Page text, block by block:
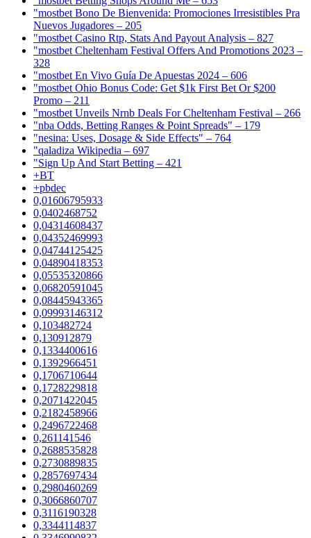
"mostbet Bono De Bienvenida: Promociones Irresistibles Pra
Nuevos Jugadores – 205
"mostbet Casino Rtp, Stats And Payout Analysis – 827
"mostbet Cheltenham Festival Offers And Promotions 2023 –
328
"mostbet En Vivo Guía De Apuestas 2024 – 606
"mostbet Ohio Bonus Code: Get $1k First Bet Or $200
Promo – 211
"mostbet Unveils Nrnb Deals For Cheltenham Festival – 266
"nba Odds, Betting Ranges & Point Spreads" – 179
"nesina: Uses, Dosage & Side Effects" – 764
"qaladiza Wikipedia – 697
"Sign Up And Start Betting – 421
+BT
+pbdec
0,01606795933
0,0402468752
0,04314608437
0,04352469993
0,04744125425
0,04890418353
0,05535320866
0,06820591045
0,08445943365
0,09993146312
0,103482724
0,130912879
0,1334400616
0,1392966451
0,1706710644
0,1728229818
0,2071422045
0,2182458966
0,2496722468
0,261141546
0,2688535828
0,2730889835
0,2857697434
0,2980460269
0,3066860707
0,3116190328
0,3344114837